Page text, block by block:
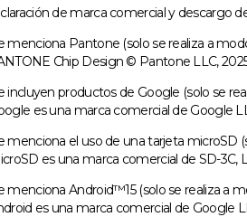
de marca comercial y descargo
menciona Pantone (solo se realiza a
Chip Design © Pantone LLC,
incluyen productos de Google (solo se
es una marca comercial de Google
menciona el uso de una tarjeta
es una marca comercial de SD-3C,
menciona Android™15 (solo se realiza a
es una marca comercial de Google